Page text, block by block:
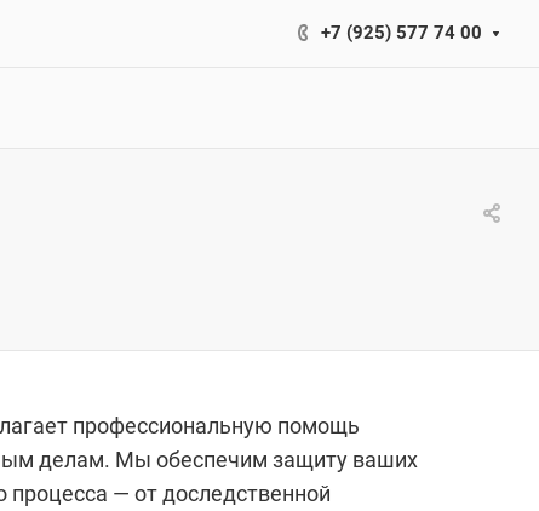
+7 (925) 577 74 00
профессиональную помощь
делам. Мы обеспечим защиту ваших
процесса — от доследственной